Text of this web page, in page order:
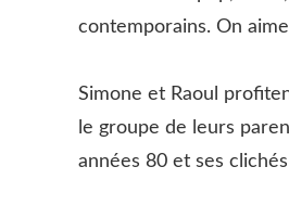
contemporains. On
Simone et Raoul
le groupe de leurs
années 80 et ses